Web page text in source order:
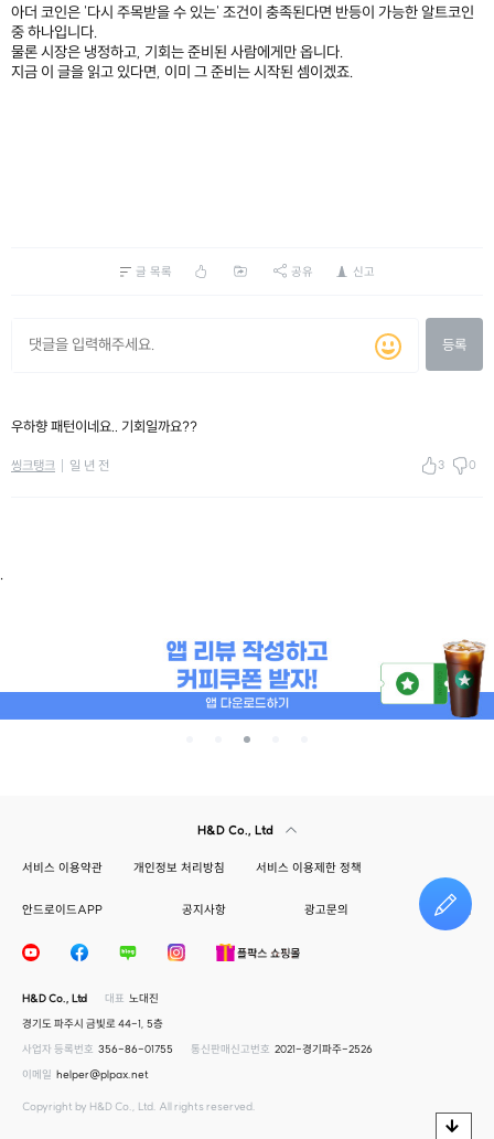
아더 코인은 '다시 주목받을 수 있는' 조건이 충족된다면 반등이 가능한 알트코인
중 하나입니다.
물론 시장은 냉정하고, 기회는 준비된 사람에게만 옵니다.
지금 이 글을 읽고 있다면, 이미 그 준비는 시작된 셈이겠죠.
글 목록 공유 신고
등록
우하향 패턴이네요.. 기회일까요??
씽크탱크 일 년 전 3 0
.
H&D Co., Ltd
서비스 이용약관 개인정보 처리방침 서비스 이용제한 정책
안드로이드APP 공지사항 광고문의 건의하기
H&D Co., Ltd 대표 노대진
경기도 파주시 금빛로 44-1, 5층
사업자 등록번호 356-86-01755 통신판매신고번호 2021-경기파주-2526
이메일 helper@plpax.net
Copyright by H&D Co., Ltd. All rights reserved.